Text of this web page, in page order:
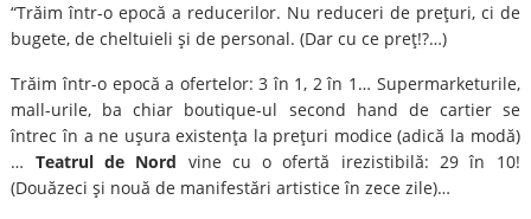
“Trăim într-o epocă a reducerilor. Nu reduceri de preţuri, ci de
bugete, de cheltuieli şi de personal. (Dar cu ce preţ!?…)
Trăim într-o epocă a ofertelor: 3 în 1, 2 în 1… Supermarketurile,
mall-urile, ba chiar boutique-ul second hand de cartier se
întrec în a ne uşura existenţa la preţuri modice (adică la modă)
… Teatrul de Nord vine cu o ofertă irezistibilă: 29 în 10!
(Douăzeci şi nouă de manifestări artistice în zece zile)…